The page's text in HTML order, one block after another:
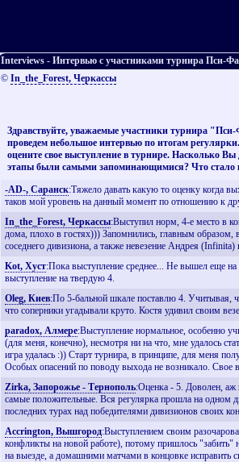
Interviews - Интервью с участниками турнира Пси-
© In_the_Forest, Черкассы
Здравствуйте, уважаемые участники турнира
проведем небольшое интервью по итогам
оцените свое выступление в турнире. Насколько
этапы были самыми запоминающимися? Что стало
-AD-, Саранск:Тяжело давать какую то оценку когда
таков мой уровень на данный момент по отношению к
In_the_Forest, Черкассы:Выступил норм, 4-е место в
дома, плохо в гостях))) Запомнились, главным
соседнего дивизиона, а также невезение Андрея
Kot, Хуст:Пока выступление среднее... Не вышел еще
выступление на твердую 4.
Oleg, Киев:По 5-бальной шкале поставлю 4. Учитывая,
что соперники угадывали круто. Костя удивил своим
paradox, Алмере:Выступление нормальное, особенно
(для меня, конечно), несмотря ни на что, мне удалось
игра удалась :)) Старт турнира, в принципе, для меня
Особых опасений по поводу выхода не возникало. Свое
Zirka, Запорожье - Тернополь:Оценка - 5. Доволен, аж
самые положительные. Вся регулярка прошла на
последних турах над победителями дивизионов своих
Accrington, Вышгород:Выступлением своим
конфликты на новой работе), потому пришлось
на выезде, а домашними матчами в концовке исправить